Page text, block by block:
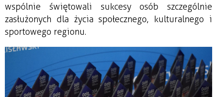
wspólnie świętowali sukcesy osób szczególnie
zasłużonych dla życia społecznego, kulturalnego i
sportowego regionu.